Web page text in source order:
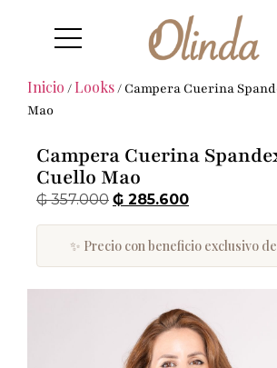
Inicio / Looks/ Campera Cuerina
Mao
Campera Cuerina
Cuello Mao
₲357.000 ₲ 285.600
✨ Precio con beneficio exclusivo